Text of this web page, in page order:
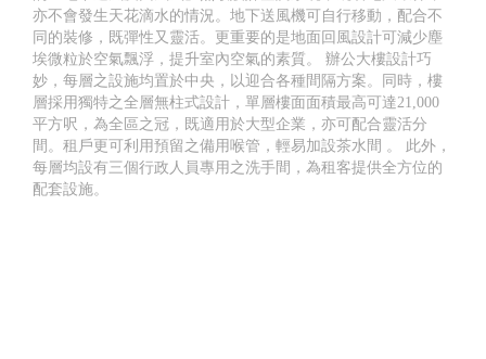
亦不會發生天花滴水的情況。地下送風機可自行移動，配合不
同的裝修，既彈性又靈活。更重要的是地面回風設計可減少塵
埃微粒於空氣飄浮，提升室內空氣的素質。 辦公大樓設計巧
妙，每層之設施均置於中央，以迎合各種間隔方案。同時，樓
層採用獨特之全層無柱式設計，單層樓面面積最高可達21,000
平方呎，為全區之冠，既適用於大型企業，亦可配合靈活分
間。租戶更可利用預留之備用喉管，輕易加設茶水間 。 此外，
每層均設有三個行政人員專用之洗手間，為租客提供全方位的
配套設施。